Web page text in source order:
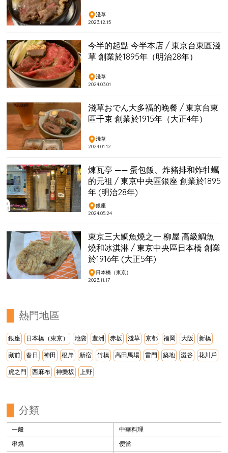
淺草
2023.12.15
今半的起點 今半本店 / 東京台東區淺
草 創業於1895年（明治28年）
淺草
2024.03.01
淺草おでん大多福的晚餐 / 東京台東
區千束 創業於1915年（大正4年）
淺草
2024.01.12
煉瓦亭 —— 蛋包飯、炸豬排和炸牡蠣
的元祖 / 東京中央區銀座 創業於1895
年 (明治28年)
銀座
2024.05.24
東京三大鯛魚燒之一 柳屋 高級鯛魚
燒和冰淇淋 / 東京中央區日本橋 創業
於1916年 (大正5年)
日本橋（東京）
2023.11.17
熱門地區
銀座 日本橋（東京） 池袋 豊洲 赤坂 淺草 京都 福岡 大阪 新橋
藏前 春日 神田 根岸 新宿 竹橋 高田馬場 雷門 築地 澀谷 花川戶
虎之門 西麻布 神樂坂 上野
分類
一般
中華料理
串燒
便當